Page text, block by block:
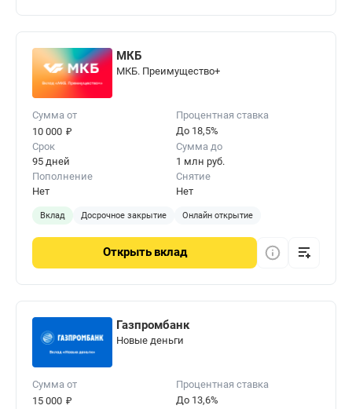
МКБ
МКБ. Преимущество+
Сумма от
10 000 ₽
Процентная ставка
До 18,5%
Срок
95 дней
Сумма до
1 млн руб.
Пополнение
Нет
Снятие
Нет
Вклад Досрочное закрытие Онлайн открытие
Открыть вклад
Газпромбанк
Новые деньги
Сумма от
15 000 ₽
Процентная ставка
До 13,6%